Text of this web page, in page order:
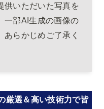
供いただいた写真を
一部AI生成の画像の
らかじめご了承く
厳選＆高い技術力で皆